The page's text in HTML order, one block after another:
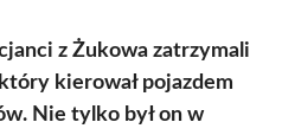
z Żukowa zatrzymali
kierował pojazdem
Nie tylko był on w